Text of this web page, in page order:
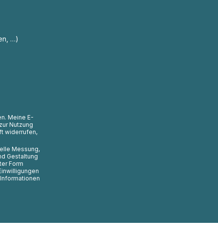
…)
Meine E-
Nutzung
widerrufen,
Messung,
Gestaltung
Form